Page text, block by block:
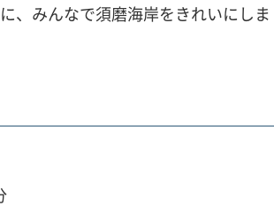
、みんなで須磨海岸をきれいにし